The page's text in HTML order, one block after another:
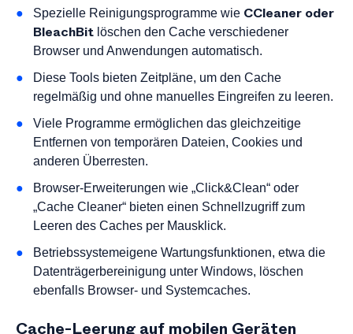
Spezielle Reinigungsprogramme wie CCleaner oder
BleachBit löschen den Cache verschiedener
Browser und Anwendungen automatisch.
Diese Tools bieten Zeitpläne, um den Cache
regelmäßig und ohne manuelles Eingreifen zu leeren.
Viele Programme ermöglichen das gleichzeitige
Entfernen von temporären Dateien, Cookies und
anderen Überresten.
Browser-Erweiterungen wie „Click&Clean“ oder
„Cache Cleaner“ bieten einen Schnellzugriff zum
Leeren des Caches per Mausklick.
Betriebssystemeigene Wartungsfunktionen, etwa die
Datenträgerbereinigung unter Windows, löschen
ebenfalls Browser- und Systemcaches.
Cache-Leerung auf mobilen Geräten